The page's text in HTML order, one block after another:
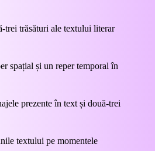
trei trăsături ale textului literar
spațial și un reper temporal în
prezente în text și două-trei
textului pe momentele